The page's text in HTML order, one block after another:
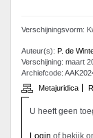
Verschijningsvorm:
Auteur(s): P. de
Verschijning: maart
Archiefcode:
Metajuridica
U heeft geen
Login of bekijk